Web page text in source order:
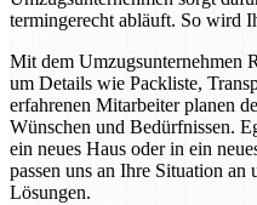
termingerecht abläuft. So wird
Mit dem Umzugsunternehmen
um Details wie Packliste,
erfahrenen Mitarbeiter planen
Wünschen und Bedürfnissen.
ein neues Haus oder in ein
passen uns an Ihre Situation an
Lösungen.